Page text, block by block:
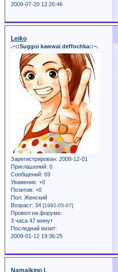
2009-07-20 12:26:46
Leiko
.~::Suggoi kawwai deffochka::~.
Зарегистрирован: 2008-12-01
Приглашений: 0
Сообщений: 69
Уважение: +0
Позитив: +0
Пол: Женский
Возраст: 34 [1992-05-07]
Провел на форуме:
3 часа 47 минут
Последний визит:
2009-01-12 19:36:25
Namaikino L